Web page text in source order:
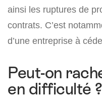
ainsi les ruptures de
contrats. C’est
d’une entreprise à
Peut-on
en difficulté ?